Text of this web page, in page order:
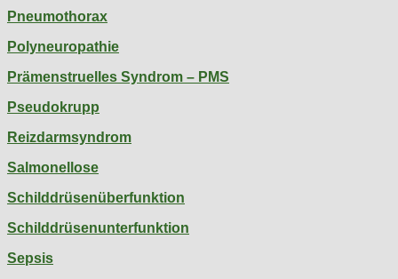
Pneumothorax
Polyneuropathie
Prämenstruelles Syndrom – PMS
Pseudokrupp
Reizdarmsyndrom
Salmonellose
Schilddrüsenüberfunktion
Schilddrüsenunterfunktion
Sepsis